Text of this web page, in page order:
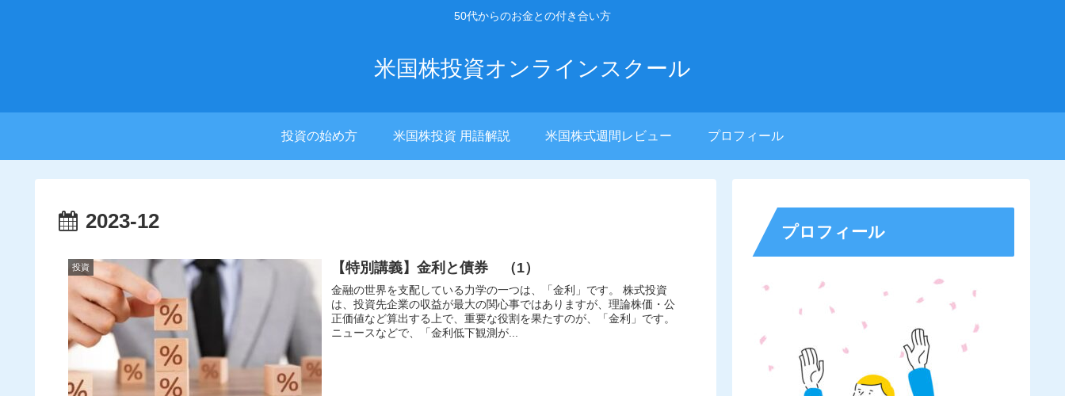
50代からのお金との付き合い方
米国株投資オンラインスクール
投資の始め方 米国株投資 用語解説 米国株式週間レビュー プロフィール
2023-12
投資 【特別講義】金利と債券 （1）
金融の世界を支配している力学の一つは、「金利」です。 株式投資
は、投資先企業の収益が最大の関心事ではありますが、理論株価・公
正価値など算出する上で、重要な役割を果たすのが、「金利」です。
ニュースなどで、「金利低下観測が...
プロフィール